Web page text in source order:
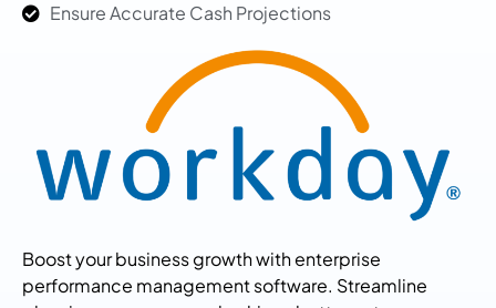
Ensure Accurate Cash Projections
Boost your business growth with enterprise
performance management software. Streamline